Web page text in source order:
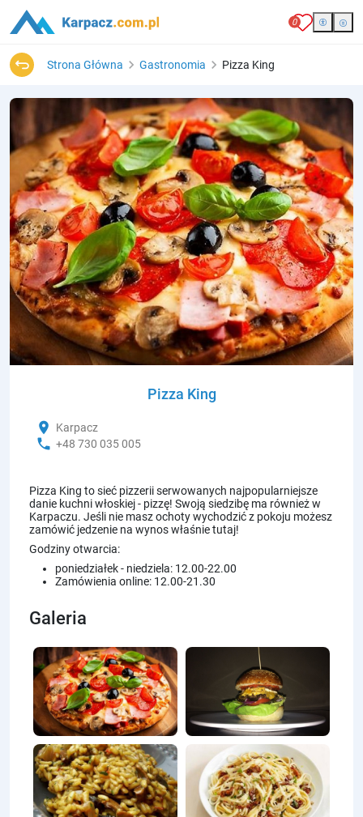
0
Strona Główna Gastronomia Pizza King
Pizza King
location_on Karpacz
phone +48 730 035 005
Pizza King to sieć pizzerii serwowanych najpopularniejsze
danie kuchni włoskiej - pizzę! Swoją siedzibę ma również w
Karpaczu. Jeśli nie masz ochoty wychodzić z pokoju możesz
zamówić jedzenie na wynos właśnie tutaj!
Godziny otwarcia:
poniedziałek - niedziela: 12.00-22.00
Zamówienia online: 12.00-21.30
Galeria